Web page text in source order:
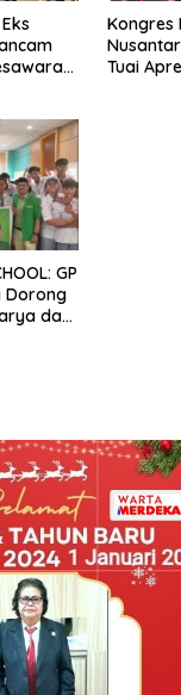
Kongres
Tuai
GP
Dorong
dan